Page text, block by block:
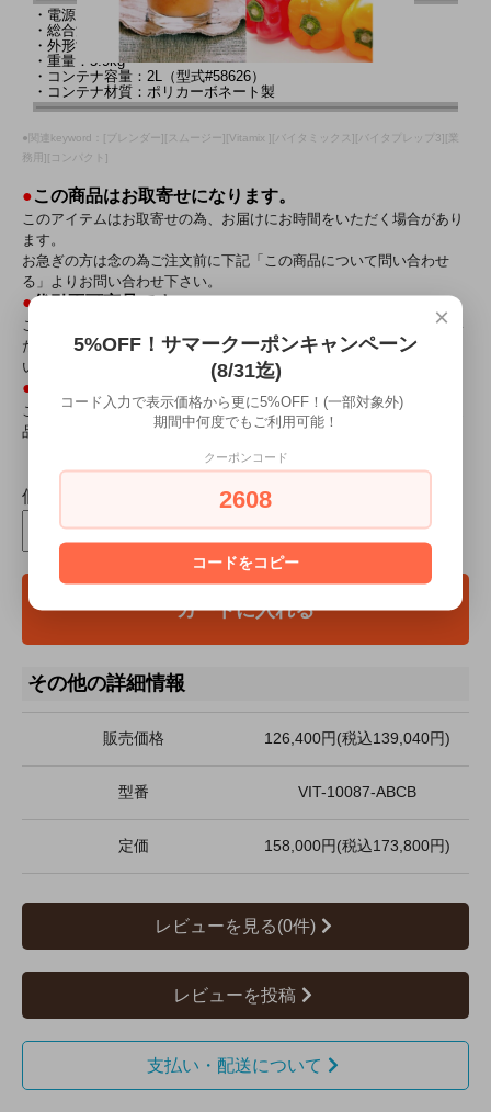
・電源：単相100V 50/60HZ
・総合消費電力：975W
・外形寸法：203Wx229Dx514H(mm)
・重量：5.9kg
・コンテナ容量：2L（型式#58626）
・コンテナ材質：ポリカーボネート製
●関連keyword：[ブレンダー][スムージー][Vitamix ][バイタミックス][バイタプレップ3][業
務用][コンパクト]
●この商品はお取寄せになります。
このアイテムはお取寄せの為、お届けにお時間をいただく場合があり
ます。
お急ぎの方は念の為ご注文前に下記「この商品について問い合わせ
る」よりお問い合わせ下さい。
●代引不可商品です。
このアイテムはメーカー直送の為、お支払い方法に代引きをご利用い
ただけません。恐れ入りますがご注文の際は代引き以外をご選択下さ
い。
● キャンセル・返品不可商品です。
このアイテムは取寄せ・大型商品の為、手配後のキャンセルおよび返
品は不可となります。
個数
台
カートに入れる
その他の詳細情報
販売価格 126,400円(税込139,040円)
型番 VIT-10087-ABCB
定価 158,000円(税込173,800円)
レビューを見る(0件)
レビューを投稿
支払い・配送について
×
5%OFF！サマークーポンキャンペーン
(8/31迄)
コード入力で表示価格から更に5%OFF！(一部対象外)
期間中何度でもご利用可能！
クーポンコード
2608
コードをコピー